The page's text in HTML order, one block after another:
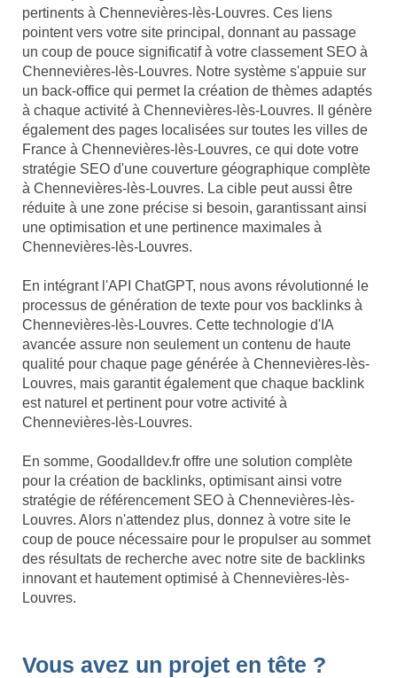
pertinents à Chennevières-lès-Louvres. Ces liens
pointent vers votre site principal, donnant au passage
un coup de pouce significatif à votre classement SEO à
Chennevières-lès-Louvres. Notre système s'appuie sur
un back-office qui permet la création de thèmes adaptés
à chaque activité à Chennevières-lès-Louvres. Il génère
également des pages localisées sur toutes les villes de
France à Chennevières-lès-Louvres, ce qui dote votre
stratégie SEO d'une couverture géographique complète
à Chennevières-lès-Louvres. La cible peut aussi être
réduite à une zone précise si besoin, garantissant ainsi
une optimisation et une pertinence maximales à
Chennevières-lès-Louvres.
En intégrant l'API ChatGPT, nous avons révolutionné le
processus de génération de texte pour vos backlinks à
Chennevières-lès-Louvres. Cette technologie d'IA
avancée assure non seulement un contenu de haute
qualité pour chaque page générée à Chennevières-lès-
Louvres, mais garantit également que chaque backlink
est naturel et pertinent pour votre activité à
Chennevières-lès-Louvres.
En somme, Goodalldev.fr offre une solution complète
pour la création de backlinks, optimisant ainsi votre
stratégie de référencement SEO à Chennevières-lès-
Louvres. Alors n'attendez plus, donnez à votre site le
coup de pouce nécessaire pour le propulser au sommet
des résultats de recherche avec notre site de backlinks
innovant et hautement optimisé à Chennevières-lès-
Louvres.
Vous avez un projet en tête ?